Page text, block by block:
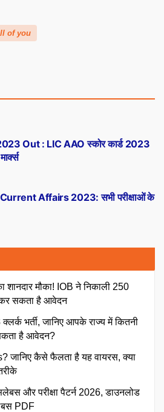
of you
Affairs 2023: सभी परीक्षाओं के
Out : LIC AAO स्कोर कार्ड 2023
मौका! IOB ने निकाली 250
कर सकता है आवेदन
भर्ती, जानिए आपके राज्य में कितनी
है आवेदन?
जानिए कैसे फैलता है यह वायरस, क्या
और परीक्षा पैटर्न 2026, डाउनलोड
PDF